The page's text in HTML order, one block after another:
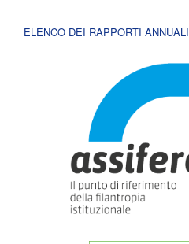
ELENCO DEI RAPPORTI ANNUALI